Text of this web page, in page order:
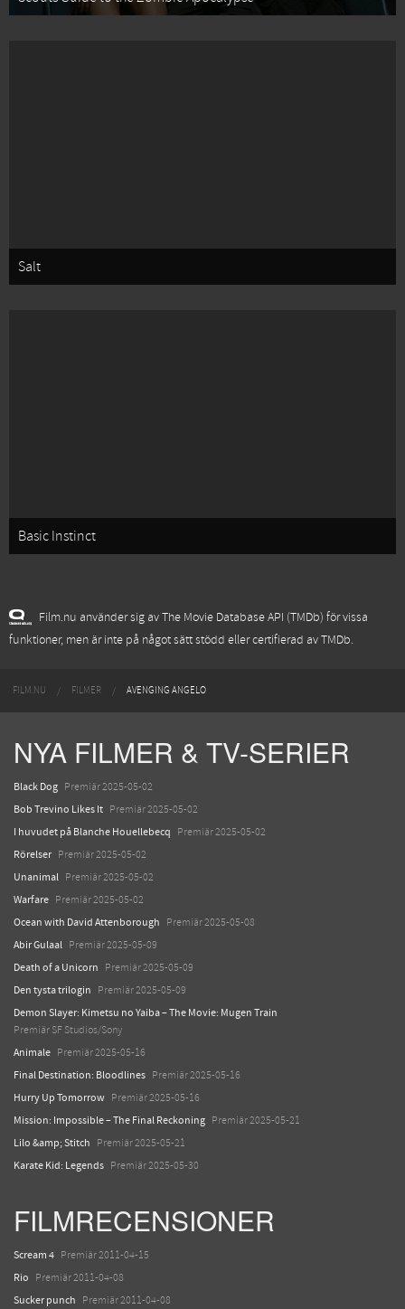
Salt
Basic Instinct
Film.nu använder sig av The Movie Database API (TMDb) för vissa
funktioner, men är inte på något sätt stödd eller certifierad av TMDb.
FILM.NU FILMER AVENGING ANGELO
NYA FILMER & TV-SERIER
Black Dog Premiär 2025-05-02
Bob Trevino Likes It Premiär 2025-05-02
I huvudet på Blanche Houellebecq Premiär 2025-05-02
Rörelser Premiär 2025-05-02
Unanimal Premiär 2025-05-02
Warfare Premiär 2025-05-02
Ocean with David Attenborough Premiär 2025-05-08
Abir Gulaal Premiär 2025-05-09
Death of a Unicorn Premiär 2025-05-09
Den tysta trilogin Premiär 2025-05-09
Demon Slayer: Kimetsu no Yaiba – The Movie: Mugen Train
Premiär SF Studios/Sony
Animale Premiär 2025-05-16
Final Destination: Bloodlines Premiär 2025-05-16
Hurry Up Tomorrow Premiär 2025-05-16
Mission: Impossible – The Final Reckoning Premiär 2025-05-21
Lilo &amp; Stitch Premiär 2025-05-21
Karate Kid: Legends Premiär 2025-05-30
FILMRECENSIONER
Scream 4 Premiär 2011-04-15
Rio Premiär 2011-04-08
Sucker punch Premiär 2011-04-08